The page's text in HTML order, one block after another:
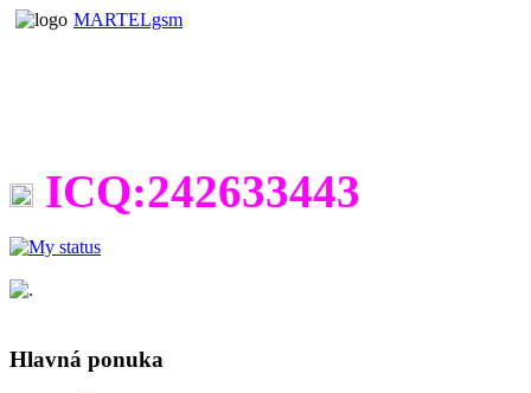
MARTELgsm
ICQ:242633443
Hlavná ponuka